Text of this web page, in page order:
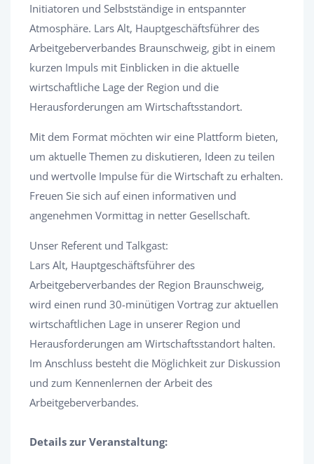
Initiatoren und Selbstständige in entspannter
Atmosphäre. Lars Alt, Hauptgeschäftsführer des
Arbeitgeberverbandes Braunschweig, gibt in einem
kurzen Impuls mit Einblicken in die aktuelle
wirtschaftliche Lage der Region und die
Herausforderungen am Wirtschaftsstandort.
Mit dem Format möchten wir eine Plattform bieten,
um aktuelle Themen zu diskutieren, Ideen zu teilen
und wertvolle Impulse für die Wirtschaft zu erhalten.
Freuen Sie sich auf einen informativen und
angenehmen Vormittag in netter Gesellschaft.
Unser Referent und Talkgast:
Lars Alt, Hauptgeschäftsführer des
Arbeitgeberverbandes der Region Braunschweig,
wird einen rund 30-minütigen Vortrag zur aktuellen
wirtschaftlichen Lage in unserer Region und
Herausforderungen am Wirtschaftsstandort halten.
Im Anschluss besteht die Möglichkeit zur Diskussion
und zum Kennenlernen der Arbeit des
Arbeitgeberverbandes.
Details zur Veranstaltung: